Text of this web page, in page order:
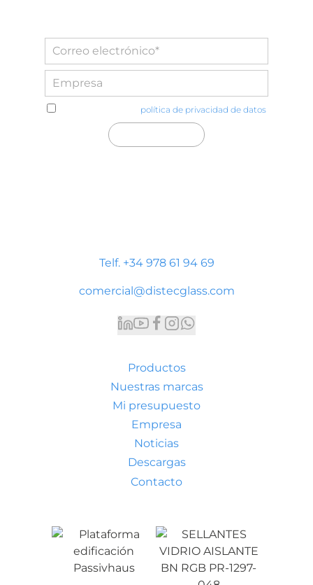
política de privacidad de datos
Telf. +34 978 61 94 69
comercial@distecglass.com
Productos
Nuestras marcas
Mi presupuesto
Empresa
Noticias
Descargas
Contacto